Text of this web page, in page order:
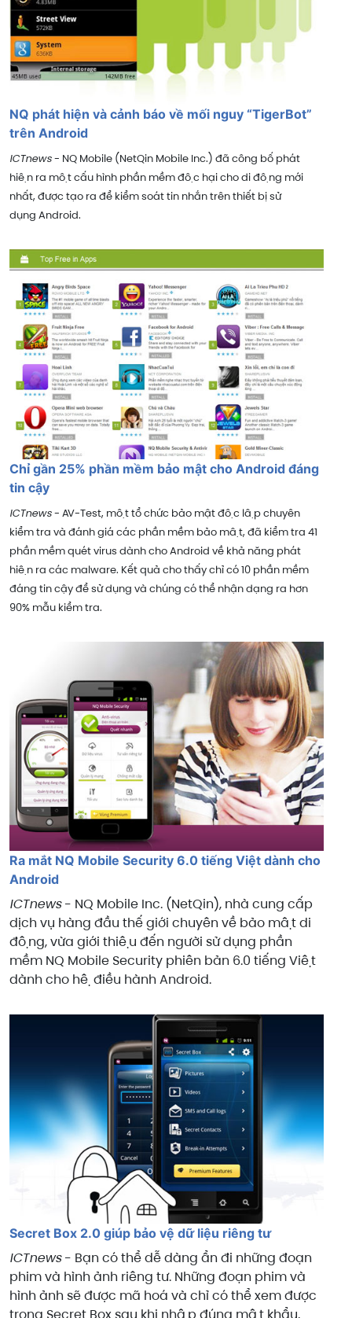
NQ phát hiện và cảnh báo về mối nguy “TigerBot”
trên Android
ICTnews- NQ Mobile (NetQin Mobile Inc.) đã công bố phát
hiện ra một cấu hình phần mềm độc hại cho di động mới
nhất, được tạo ra để kiểm soát tin nhắn trên thiết bị sử
dụng Android.
Chỉ gần 25% phần mềm bảo mật cho Android đáng
tin cậy
ICTnews- AV-Test, một tổ chức bảo mật độc lập chuyên
kiểm tra và đánh giá các phần mềm bảo mật, đã kiểm tra 41
phần mềm quét virus dành cho Android về khả năng phát
hiện ra các malware. Kết quả cho thấy chỉ có 10 phần mềm
đáng tin cậy để sử dụng và chúng có thể nhận dạng ra hơn
90% mẫu kiểm tra.
Ra mắt NQ Mobile Security 6.0 tiếng Việt dành cho
Android
ICTnews- NQ Mobile Inc. (NetQin), nhà cung cấp
dịch vụ hàng đầu thế giới chuyên về bảo mật di
động, vừa giới thiệu đến người sử dụng phần
mềm NQ Mobile Security phiên bản 6.0 tiếng Việt
dành cho hệ điều hành Android.
Secret Box 2.0 giúp bảo vệ dữ liệu riêng tư
ICTnews- Bạn có thể dễ dàng ẩn đi những đoạn
phim và hình ảnh riêng tư. Những đoạn phim và
hình ảnh sẽ được mã hoá và chỉ có thể xem được